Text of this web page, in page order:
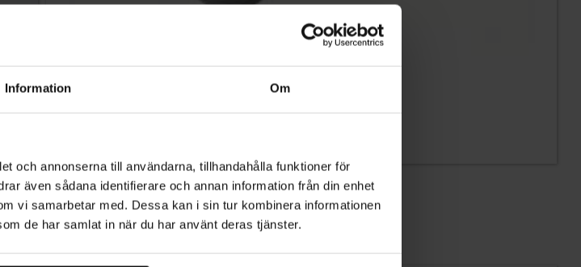
Information Om
och annonserna till användarna, tillhandahålla funktioner för
även sådana identifierare och annan information från din enhet
vi samarbetar med. Dessa kan i sin tur kombinera informationen
de har samlat in när du har använt deras tjänster.
Knop Hund – Børneværelse
44KR